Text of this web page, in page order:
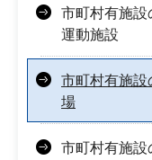
市町村有施
運動施設
市町村有施
場
市町村有施